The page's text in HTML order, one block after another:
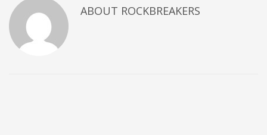
ABOUT ROCKBREAKERS